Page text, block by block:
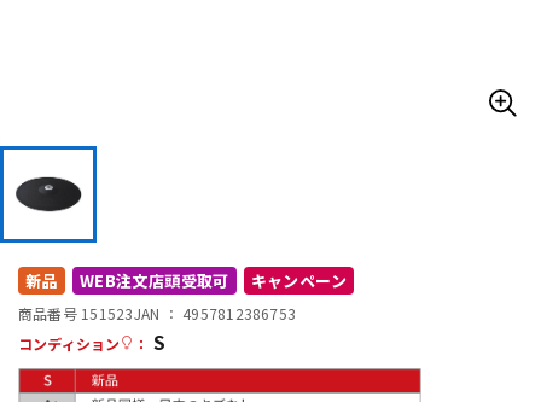
配信/ライブ機器
中古 ヴィンテージ
新品 WEB注文店頭受取可 キャンペーン
商品番号 151523JAN ： 4957812386753
コンディション
： S